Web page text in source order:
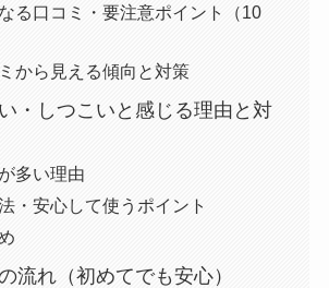
る口コミ・要注意ポイント（10
から見える傾向と対策
・しつこいと感じる理由と対
多い理由
・安心して使うポイント
流れ（初めてでも安心）